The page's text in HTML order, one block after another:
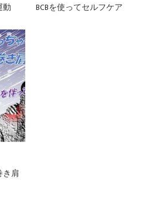
動
BCBを使ってセルフケア
き肩